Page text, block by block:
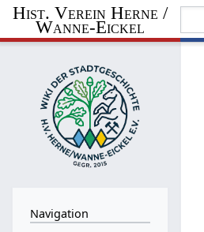
Hist. Verein Herne /
Wanne-Eickel
Navigation